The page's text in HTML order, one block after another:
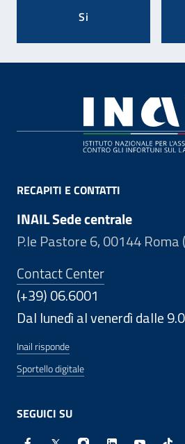
Si
RECAPITI E CONTATTI
INAIL Sede centrale
P.le Pastore 6, 00144 Roma
Contact Center
(+39) 06.6001
Dal lunedì al venerdì dalle
Inail risponde
Sportello digitale
SEGUICI SU